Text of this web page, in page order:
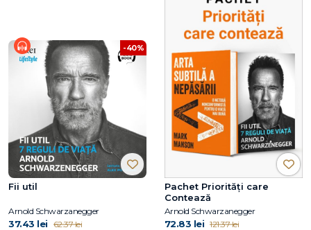
-40%
Fii util
Arnold Schwarzanegger
37.43 lei 62.37 lei
Pachet Priorități care
Contează
Arnold Schwarzanegger
72.83 lei 121.37 lei